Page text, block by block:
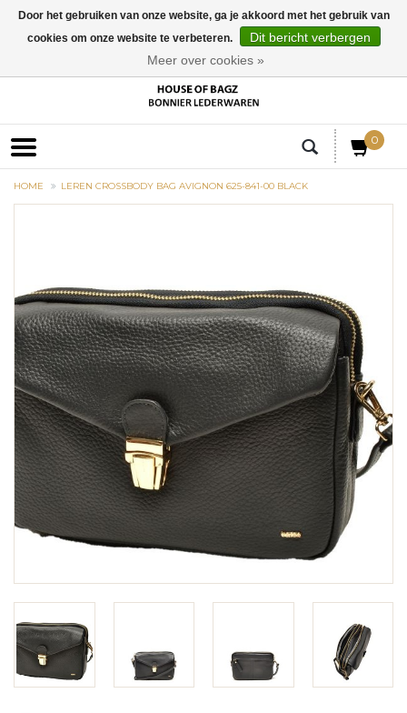
0
HOME LEREN CROSSBODY BAG AVIGNON 625-841-00 BLACK
Door het gebruiken van onze website, ga je akkoord met het gebruik van
cookies om onze website te verbeteren.
Dit bericht verbergen
Meer over cookies »